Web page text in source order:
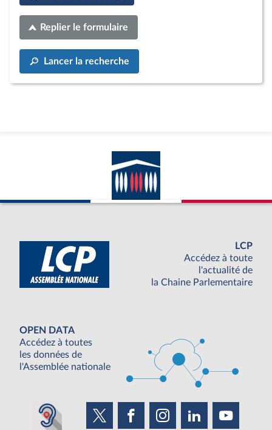
Replier le formulaire
Lancer la recherche
LCP
Accédez à toute
l'actualité de
la Chaine Parlementaire
OPEN DATA
Accédez à toutes
les données de
l'Assemblée nationale